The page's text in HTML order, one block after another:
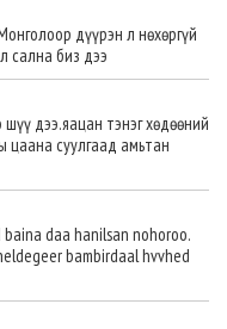
дүүрэн л нөхөргүй
сална биз дээ
дээ.яацан тэнэг хөдөөний
цаана суулгаад амьтан
daa hanilsan nohoroo.
bambirdaal hvvhed